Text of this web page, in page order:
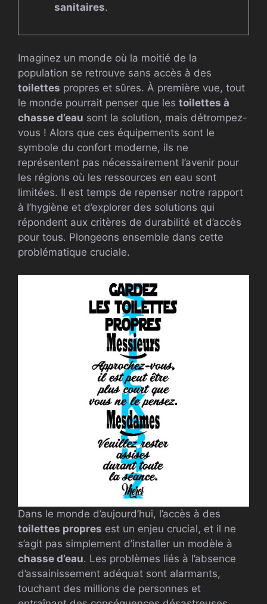
sanitaires.
Imaginez un monde où la moitié de la
population se retrouve sans accès à des
toilettes propres et sûres. À première vue, tout
le monde pourrait penser que les toilettes à
chasse d’eau sont la solution, mais détrompez-
vous ! Alors que ces équipements sont le
symbole du confort moderne, ils ne
représentent pas nécessairement l’avenir pour
les régions où les ressources en eau sont
limitées. Il est temps de repenser notre rapport
à l’hygiène et d’explorer des solutions qui
répondent aux critères de durabilité et d’accès
pour tous. Plongeons ensemble dans cette
problématique cruciale.
Dans le monde d’aujourd’hui, l’accès à des
toilettes propres est un enjeu crucial, et il ne
s’agit pas simplement d’installer un modèle à
chasse d’eau. Les problèmes liés à l’absence
d’assainissement adéquat sont alarmants,
touchant des millions de personnes et